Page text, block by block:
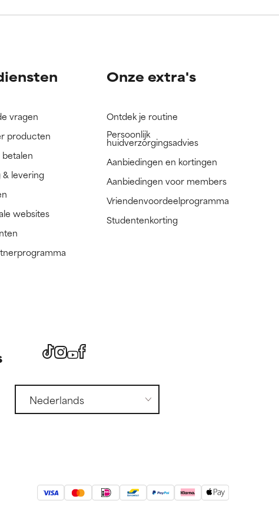
nog niet
nog niet
vragen
producten
& levering
websites
Onze extra's
Ontdek je routine
Persoonlijk
huidverzorgingsadvies
Aanbiedingen en kortingen
Aanbiedingen voor members
Vriendenvoordeelprogramma
Studentenkorting